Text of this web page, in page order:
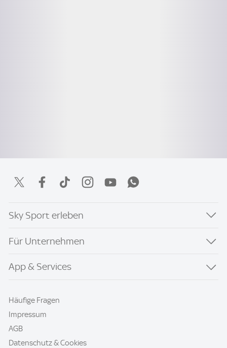
Sky Sport erleben
Für Unternehmen
App & Services
Häufige Fragen
Impressum
AGB
Datenschutz & Cookies